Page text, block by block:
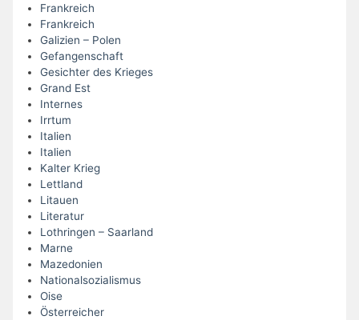
Frankreich
Frankreich
Galizien – Polen
Gefangenschaft
Gesichter des Krieges
Grand Est
Internes
Irrtum
Italien
Italien
Kalter Krieg
Lettland
Litauen
Literatur
Lothringen – Saarland
Marne
Mazedonien
Nationalsozialismus
Oise
Österreicher